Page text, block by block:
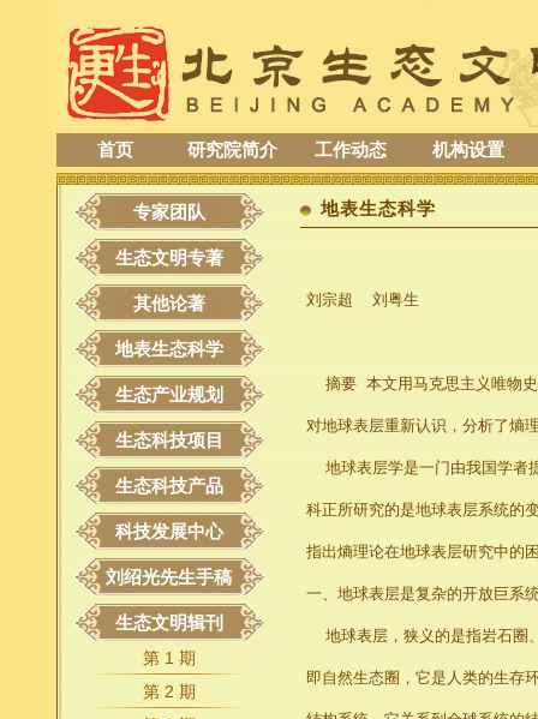
首页 研究院简介 工作动态 机构设置
专家团队
生态文明专著
其他论著
地表生态科学
生态产业规划
生态科技项目
生态科技产品
科技发展中心
刘绍光先生手稿
生态文明辑刊
第 1 期
第 2 期
地表生态科学
刘宗超 刘粤生
摘要 本文用马克思主义唯物史
对地球表层重新认识，分析了熵
地球表层学是一门由我国学者
科正所研究的是地球表层系统的
指出熵理论在地球表层研究中的
一、地球表层是复杂的开放巨系
地球表层，狭义的是指岩石圈
即自然生态圈，它是人类的生存